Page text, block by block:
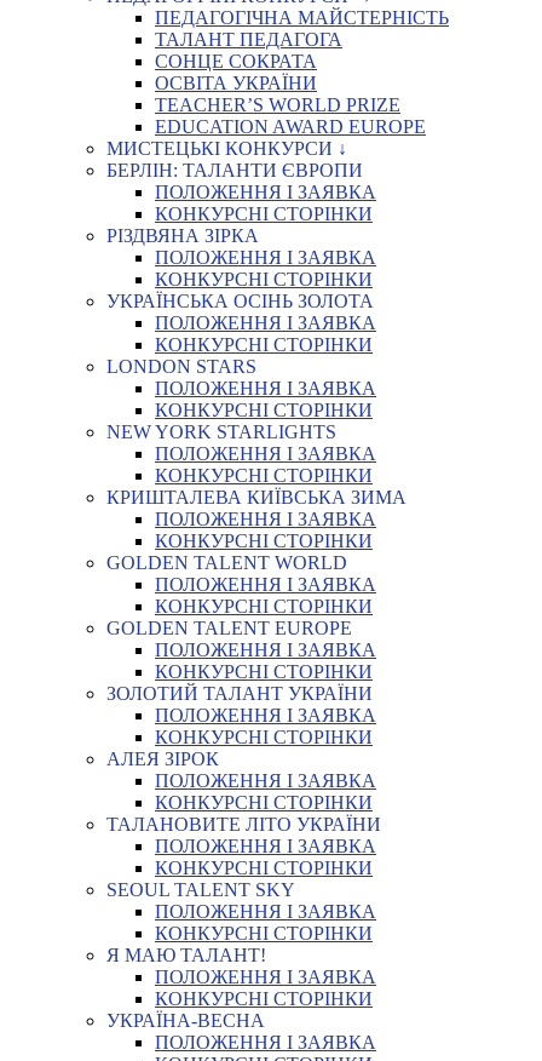
ПЕДАГОГІЧНА МАЙСТЕРНІСТЬ
ТАЛАНТ ПЕДАГОГА
СОНЦЕ СОКРАТА
ОСВІТА УКРАЇНИ
TEACHER’S WORLD PRIZE
EDUCATION AWARD EUROPE
МИСТЕЦЬКІ КОНКУРСИ ↓
БЕРЛІН: ТАЛАНТИ ЄВРОПИ
ПОЛОЖЕННЯ І ЗАЯВКА
КОНКУРСНІ СТОРІНКИ
РІЗДВЯНА ЗІРКА
ПОЛОЖЕННЯ І ЗАЯВКА
КОНКУРСНІ СТОРІНКИ
УКРАЇНСЬКА ОСІНЬ ЗОЛОТА
ПОЛОЖЕННЯ І ЗАЯВКА
КОНКУРСНІ СТОРІНКИ
LONDON STARS
ПОЛОЖЕННЯ І ЗАЯВКА
КОНКУРСНІ СТОРІНКИ
NEW YORK STARLIGHTS
ПОЛОЖЕННЯ І ЗАЯВКА
КОНКУРСНІ СТОРІНКИ
КРИШТАЛЕВА КИЇВСЬКА ЗИМА
ПОЛОЖЕННЯ І ЗАЯВКА
КОНКУРСНІ СТОРІНКИ
GOLDEN TALENT WORLD
ПОЛОЖЕННЯ І ЗАЯВКА
КОНКУРСНІ СТОРІНКИ
GOLDEN TALENT EUROPE
ПОЛОЖЕННЯ І ЗАЯВКА
КОНКУРСНІ СТОРІНКИ
ЗОЛОТИЙ ТАЛАНТ УКРАЇНИ
ПОЛОЖЕННЯ І ЗАЯВКА
КОНКУРСНІ СТОРІНКИ
АЛЕЯ ЗІРОК
ПОЛОЖЕННЯ І ЗАЯВКА
КОНКУРСНІ СТОРІНКИ
ТАЛАНОВИТЕ ЛІТО УКРАЇНИ
ПОЛОЖЕННЯ І ЗАЯВКА
КОНКУРСНІ СТОРІНКИ
SEOUL TALENT SKY
ПОЛОЖЕННЯ І ЗАЯВКА
КОНКУРСНІ СТОРІНКИ
Я МАЮ ТАЛАНТ!
ПОЛОЖЕННЯ І ЗАЯВКА
КОНКУРСНІ СТОРІНКИ
УКРАЇНА-ВЕСНА
ПОЛОЖЕННЯ І ЗАЯВКА